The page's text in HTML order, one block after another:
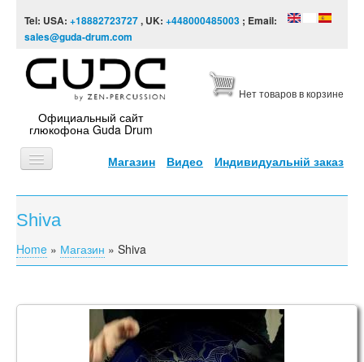
Tel: USA: +18882723727, UK: +448000485003 ; Email:
sales@guda-drum.com
Официальный сайт
глюкофона Guda Drum
Нет товаров в корзине
Магазин Видео Индивидуальній заказ
ГЛАВНАЯ
ТИПЫ
ДИЗАЙНЫ
ИНФОРМАЦИЯ
Shiva
You are here
Home » Магазин » Shiva
Guda Double. Sakti / Shiva scale